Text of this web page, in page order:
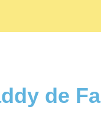
de Fa